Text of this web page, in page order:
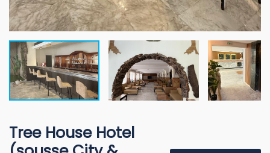
Tree House Hotel